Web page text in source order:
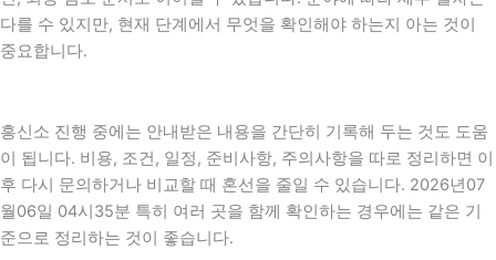
다를 수 있지만, 현재 단계에서 무엇을 확인해야 하는지 아는 것이
중요합니다.
흥신소 진행 중에는 안내받은 내용을 간단히 기록해 두는 것도 도움
이 됩니다. 비용, 조건, 일정, 준비사항, 주의사항을 따로 정리하면 이
후 다시 문의하거나 비교할 때 혼선을 줄일 수 있습니다. 2026년07
월06일 04시35분 특히 여러 곳을 함께 확인하는 경우에는 같은 기
준으로 정리하는 것이 좋습니다.